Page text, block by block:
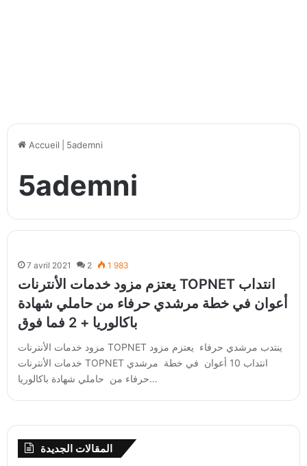
Accueil 5ademni
5ademni
7 avril 2021 2 1 983
يعتزم مزود خدمات الأنترنات TOPNET انتداب
أعوان في خطة مرشدي حرفاء من حاملي شهادة
باكالوريا + 2 فما فوق
مزود خدمات الأنترنات TOPNET ينتدب مرشدي حرفاء يعتزم مزود
خدمات الأنترنات TOPNET انتداب 10 أعوان في خطة مرشدي
حرفاء من حاملي شهادة باكالوريا…
المقالات الجديدة